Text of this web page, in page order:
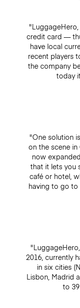
credit card —
have local
recent players
the company
today
"One solution
on the scene
now
that it lets you
café or hotel,
having to go to
2016, currently
in six cities
Lisbon, Madrid
to